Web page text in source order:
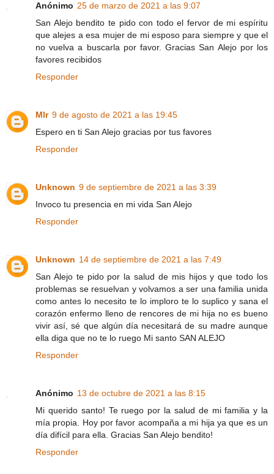
Anónimo 25 de marzo de 2021 a las 9:07
San Alejo bendito te pido con todo el fervor de mi espíritu
que alejes a esa mujer de mi esposo para siempre y que el
no vuelva a buscarla por favor. Gracias San Alejo por los
favores recibidos
Responder
Mlr 9 de agosto de 2021 a las 19:45
Espero en ti San Alejo gracias por tus favores
Responder
Unknown 9 de septiembre de 2021 a las 3:39
Invoco tu presencia en mi vida San Alejo
Responder
Unknown 14 de septiembre de 2021 a las 7:49
San Alejo te pido por la salud de mis hijos y que todo los
problemas se resuelvan y volvamos a ser una familia unida
como antes lo necesito te lo imploro te lo suplico y sana el
corazón enfermo lleno de rencores de mi hija no es bueno
vivir así, sé que algún día necesitará de su madre aunque
ella diga que no te lo ruego Mi santo SAN ALEJO
Responder
Anónimo 13 de octubre de 2021 a las 8:15
Mi querido santo! Te ruego por la salud de mi familia y la
mía propia. Hoy por favor acompaña a mi hija ya que es un
día difícil para ella. Gracias San Alejo bendito!
Responder